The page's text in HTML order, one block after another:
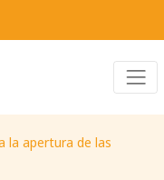
la apertura de las